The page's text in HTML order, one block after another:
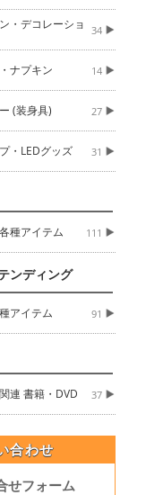
・デコレーショ 34
ナプキン 14
(装身具) 27
・LEDグッズ 31
種アイテム 111
ンディング
アイテム 91
連 書籍・DVD 37
合わせ
せフォーム